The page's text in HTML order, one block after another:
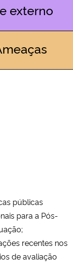
externo
públicas
para a Pós-
recentes nos
de avaliação